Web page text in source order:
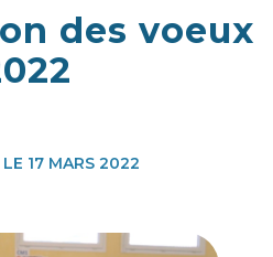
des voeux
17 MARS 2022